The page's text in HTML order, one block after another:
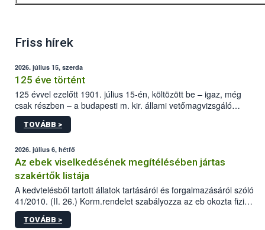
Friss hírek
2026. július 15, szerda
125 éve történt
125 évvel ezelőtt 1901. július 15-én, költözött be – igaz, még
csak részben – a budapesti m. kir. állami vetőmagvizsgáló
állomás a Kis Rókus utca 15. szám alatti, Czigler Győző által
tervezett új épületébe.
TOVÁBB >
2026. július 6, hétfő
Az ebek viselkedésének megítélésében jártas
szakértők listája
A kedvtelésből tartott állatok tartásáról és forgalmazásáról szóló
41/2010. (II. 26.) Korm.rendelet szabályozza az eb okozta fizikai
sérülés, illetve ennek veszélye keletkezésekor felmerülő
hatósági feladatokat, valamint a veszélyes eb tartását és annak
TOVÁBB >